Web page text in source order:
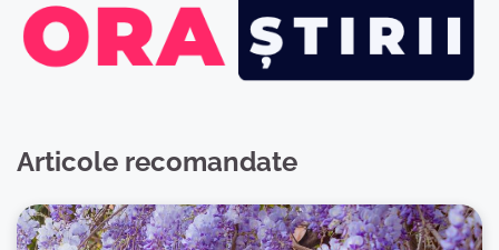
Articole recomandate